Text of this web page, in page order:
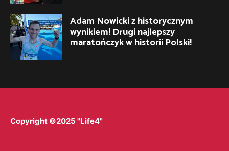
Adam Nowicki z historycznym
wynikiem! Drugi najlepszy
maratończyk w historii Polski!
Copyright ©2025 "Life4"